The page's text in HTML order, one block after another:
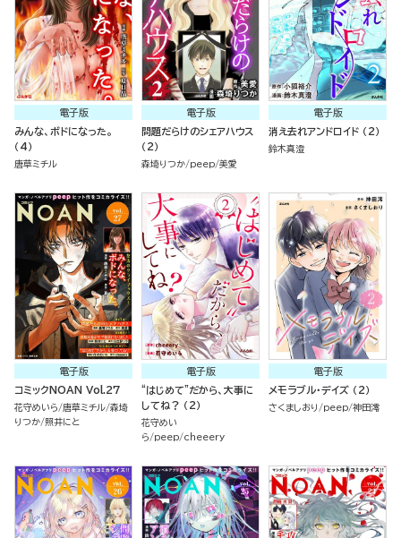
電子版
みんな、ボドになった。
（4）
唐草ミチル
電子版
問題だらけのシェアハウス
（2）
森埼りつか peep 美愛
電子版
消え去れアンドロイド （2）
鈴木真澄
電子版
コミックNOAN Vol.27
花守めいら 唐草ミチル 森埼
りつか 照井にと
電子版
“はじめて”だから、大事に
してね？ （2）
花守めい
ら
peep cheeery
電子版
メモラブル・デイズ （2）
さくましおり peep 神田澪